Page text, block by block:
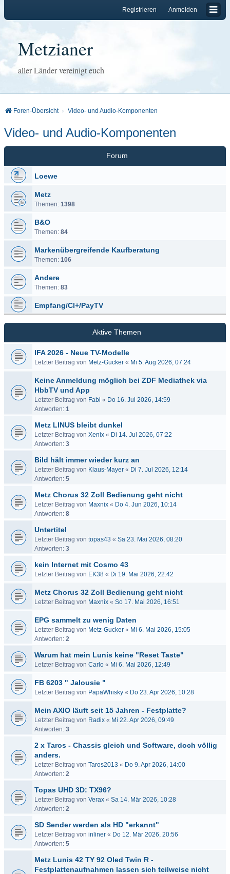
Anmelden
Registrieren
Metzianer
aller Länder vereinigt euch
Foren-Übersicht Video- und Audio-Komponenten
Video- und Audio-Komponenten
Forum
Loewe
Metz
Themen: 1398
B&O
Themen: 84
Markenübergreifende Kaufberatung
Themen: 106
Andere
Themen: 83
Empfang/CI+/PayTV
Aktive Themen
IFA 2026 - Neue TV-Modelle
Letzter Beitrag von Metz-Gucker « Mi 5. Aug 2026, 07:24
Keine Anmeldung möglich bei ZDF Mediathek via
HbbTV und App
Letzter Beitrag von Fabi « Do 16. Jul 2026, 14:59
Antworten: 1
Metz LINUS bleibt dunkel
Letzter Beitrag von Xenix « Di 14. Jul 2026, 07:22
Antworten: 3
Bild hält immer wieder kurz an
Letzter Beitrag von Klaus-Mayer « Di 7. Jul 2026, 12:14
Antworten: 5
Metz Chorus 32 Zoll Bedienung geht nicht
Letzter Beitrag von Maxnix « Do 4. Jun 2026, 10:14
Antworten: 8
Untertitel
Letzter Beitrag von topas43 « Sa 23. Mai 2026, 08:20
Antworten: 3
kein Internet mit Cosmo 43
Letzter Beitrag von EK38 « Di 19. Mai 2026, 22:42
Metz Chorus 32 Zoll Bedienung geht nicht
Letzter Beitrag von Maxnix « So 17. Mai 2026, 16:51
EPG sammelt zu wenig Daten
Letzter Beitrag von Metz-Gucker « Mi 6. Mai 2026, 15:05
Antworten: 2
Warum hat mein Lunis keine "Reset Taste"
Letzter Beitrag von Carlo « Mi 6. Mai 2026, 12:49
FB 6203 " Jalousie "
Letzter Beitrag von PapaWhisky « Do 23. Apr 2026, 10:28
Mein AXIO läuft seit 15 Jahren - Festplatte?
Letzter Beitrag von Radix « Mi 22. Apr 2026, 09:49
Antworten: 3
2 x Taros - Chassis gleich und Software, doch völlig
anders.
Letzter Beitrag von Taros2013 « Do 9. Apr 2026, 14:00
Antworten: 2
Topas UHD 3D: TX96?
Letzter Beitrag von Verax « Sa 14. Mär 2026, 10:28
Antworten: 2
SD Sender werden als HD "erkannt"
Letzter Beitrag von inliner « Do 12. Mär 2026, 20:56
Antworten: 5
Metz Lunis 42 TY 92 Oled Twin R -
Festplattenaufnahmen lassen sich teilweise nicht